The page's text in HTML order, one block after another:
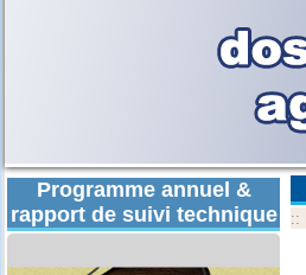
Programme annuel &
rapport de suivi technique
::